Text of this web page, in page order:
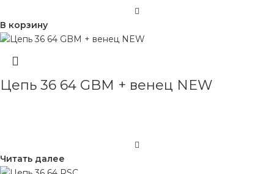
В корзину
Цепь 36 64 GBM + венец NEW
Читать далее